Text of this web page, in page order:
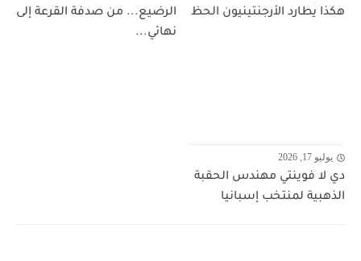
هكذا يطارد الأرجنتينيون الحظ
الرضيع... من صدفة القرعة إلى
نهائي...
يوليو 17, 2026
دي لا فوينتي مهندس الحقبة
الذهبية لمنتخب إسبانيا